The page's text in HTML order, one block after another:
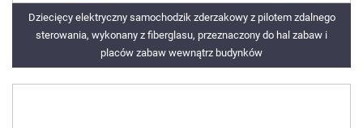
Dziecięcy elektryczny samochodzik zderzakowy z pilotem zdalnego
sterowania, wykonany z fiberglasu, przeznaczony do hal zabaw i
placów zabaw wewnątrz budynków